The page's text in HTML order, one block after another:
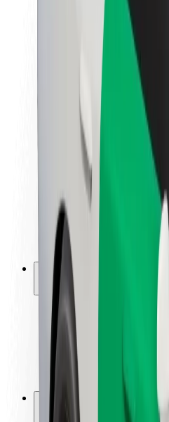
Udržitelnost podle Boltu
Projekt Zero
Tiskové centrum
Pokyny ke značce
Naše poslání
Vztahy s investory
Vedení
Značka
Média
Městský fond
Bezpečnost
Bezpečnost cestujících
Bezpečnost řidičů
Bezpečnost na koloběžce
Laboratoř bezpečnosti